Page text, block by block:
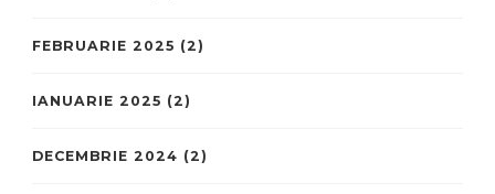
FEBRUARIE 2025 (2)
IANUARIE 2025 (2)
DECEMBRIE 2024 (2)